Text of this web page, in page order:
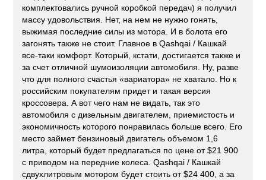
комплектовались ручной коробкой передач) я получил
массу удовольствия. Нет, на нем не нужно гонять,
выжимая последние силы из мотора. И в болота его
загонять также не стоит. Главное в Qashqai / Кашкай
все-таки комфорт. Который, кстати, достигается также и
за счет отличной шумоизоляции автомобиля. Ну, разве
что для полного счастья «вариатора» не хватало. Но к
российским покупателям придет и такая версия
кроссовера. А вот чего нам не видать, так это
автомобиля с дизельным двигателем, приемистость и
экономичность которого понравилась больше всего. Его
место займет бензиновый двигатель объемом 1,6
литра, который будет предлагаться по цене от $21 900
с приводом на передние колеса. Qashqai / Кашкай
сдвухлитровым мотором будет стоить от $24 400, а за